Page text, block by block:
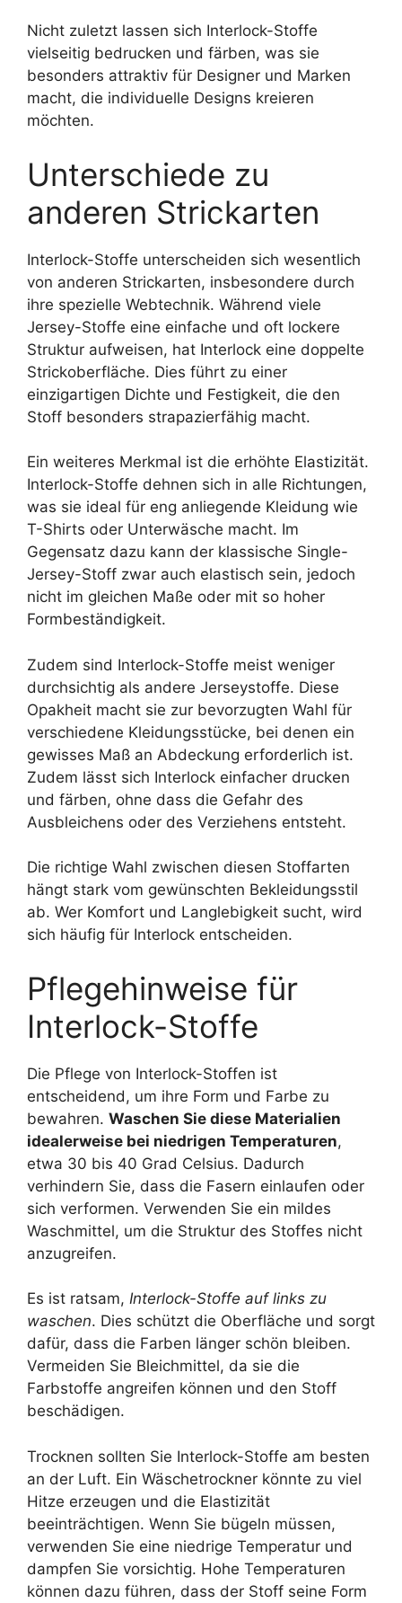
Nicht zuletzt lassen sich Interlock-Stoffe
vielseitig bedrucken und färben, was sie
besonders attraktiv für Designer und Marken
macht, die individuelle Designs kreieren
möchten.
Unterschiede zu
anderen Strickarten
Interlock-Stoffe unterscheiden sich wesentlich
von anderen Strickarten, insbesondere durch
ihre spezielle Webtechnik. Während viele
Jersey-Stoffe eine einfache und oft lockere
Struktur aufweisen, hat Interlock eine doppelte
Strickoberfläche. Dies führt zu einer
einzigartigen Dichte und Festigkeit, die den
Stoff besonders strapazierfähig macht.
Ein weiteres Merkmal ist die erhöhte Elastizität.
Interlock-Stoffe dehnen sich in alle Richtungen,
was sie ideal für eng anliegende Kleidung wie
T-Shirts oder Unterwäsche macht. Im
Gegensatz dazu kann der klassische Single-
Jersey-Stoff zwar auch elastisch sein, jedoch
nicht im gleichen Maße oder mit so hoher
Formbeständigkeit.
Zudem sind Interlock-Stoffe meist weniger
durchsichtig als andere Jerseystoffe. Diese
Opakheit macht sie zur bevorzugten Wahl für
verschiedene Kleidungsstücke, bei denen ein
gewisses Maß an Abdeckung erforderlich ist.
Zudem lässt sich Interlock einfacher drucken
und färben, ohne dass die Gefahr des
Ausbleichens oder des Verziehens entsteht.
Die richtige Wahl zwischen diesen Stoffarten
hängt stark vom gewünschten Bekleidungsstil
ab. Wer Komfort und Langlebigkeit sucht, wird
sich häufig für Interlock entscheiden.
Pflegehinweise für
Interlock-Stoffe
Die Pflege von Interlock-Stoffen ist
entscheidend, um ihre Form und Farbe zu
bewahren. Waschen Sie diese Materialien
idealerweise bei niedrigen Temperaturen,
etwa 30 bis 40 Grad Celsius. Dadurch
verhindern Sie, dass die Fasern einlaufen oder
sich verformen. Verwenden Sie ein mildes
Waschmittel, um die Struktur des Stoffes nicht
anzugreifen.
Es ist ratsam, Interlock-Stoffe auf links zu
waschen. Dies schützt die Oberfläche und sorgt
dafür, dass die Farben länger schön bleiben.
Vermeiden Sie Bleichmittel, da sie die
Farbstoffe angreifen können und den Stoff
beschädigen.
Trocknen sollten Sie Interlock-Stoffe am besten
an der Luft. Ein Wäschetrockner könnte zu viel
Hitze erzeugen und die Elastizität
beeinträchtigen. Wenn Sie bügeln müssen,
verwenden Sie eine niedrige Temperatur und
dampfen Sie vorsichtig. Hohe Temperaturen
können dazu führen, dass der Stoff seine Form